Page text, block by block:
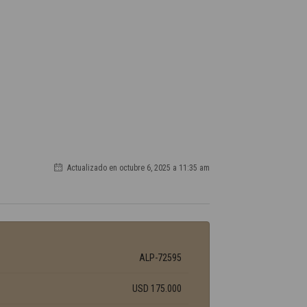
Actualizado en octubre 6, 2025 a 11:35 am
ALP-72595
USD 175.000